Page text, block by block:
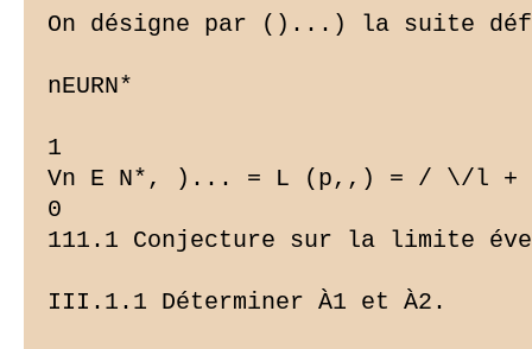
On désigne par ()...) la suite
nEURN*
1
Vn E N*, )... = L (p,,) = / \/l +
0
111.1 Conjecture sur la limite
III.1.1 Déterminer À1 et À2.